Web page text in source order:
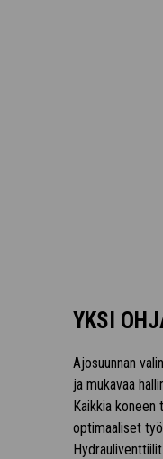
YKSI
Ajosuunnan
ja mukavaa
Kaikkia koneen
optimaaliset